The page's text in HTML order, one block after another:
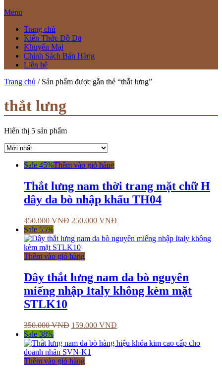
Menu
Trang chủ
Kiến Thức Đồ Da
Khuyến Mại
Chính Sách Bán Hàng
Liên hệ
Trang chủ / Sản phẩm được gắn thẻ “thắt lưng”
thắt lưng
Hiển thị 5 sản phẩm
Sale 45%Thêm vào giỏ hàng
Thắt lưng nam thời trang mặt chữ H
dây da bò nhập khẩu TH04
450.000VNĐ 250.000 VNĐ
Sale 55%
Thêm vào giỏ hàng
Dây thắt lưng nam da bò nguyên
miếng nhập Italy không kèm mặt
STLK10
350.000VNĐ 159.000 VNĐ
Sale 38%
Thêm vào giỏ hàng